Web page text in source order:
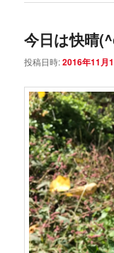
今日は快晴
投稿日時:2016年11月